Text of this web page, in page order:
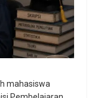
mahasiswa